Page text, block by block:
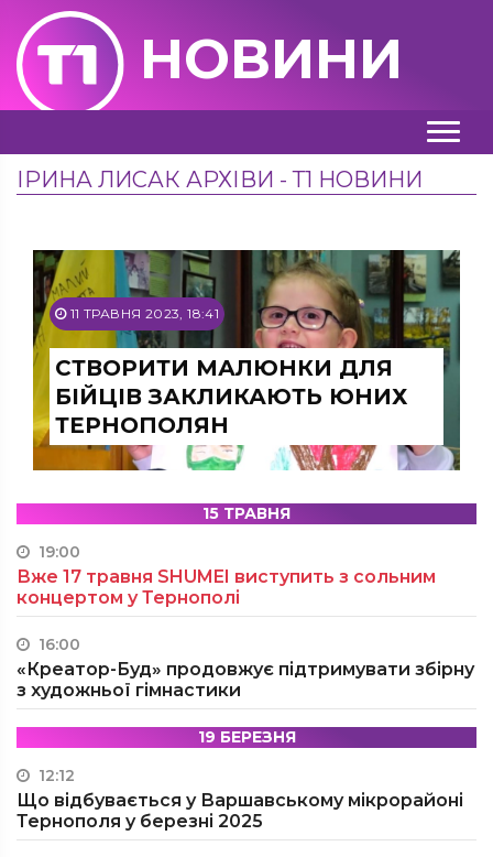
НОВИНИ
ІРИНА ЛИСАК АРХІВИ - Т1 НОВИНИ
11 ТРАВНЯ 2023, 18:41
СТВОРИТИ МАЛЮНКИ ДЛЯ
БІЙЦІВ ЗАКЛИКАЮТЬ ЮНИХ
ТЕРНОПОЛЯН
15 ТРАВНЯ
19:00
Вже 17 травня SHUMEI виступить з сольним
концертом у Тернополі
16:00
«Креатор-Буд» продовжує підтримувати збірну
з художньої гімнастики
19 БЕРЕЗНЯ
12:12
Що відбувається у Варшавському мікрорайоні
Тернополя у березні 2025